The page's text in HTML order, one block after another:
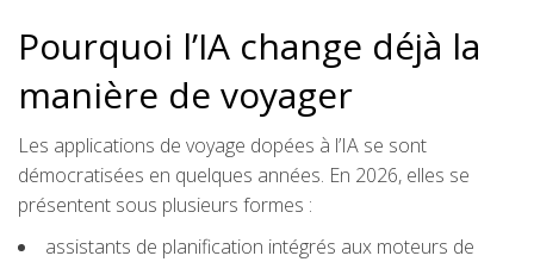
Pourquoi l’IA change déjà la
manière de voyager
Les applications de voyage dopées à l’IA se sont
démocratisées en quelques années. En 2026, elles se
présentent sous plusieurs formes :
assistants de planification intégrés aux moteurs de